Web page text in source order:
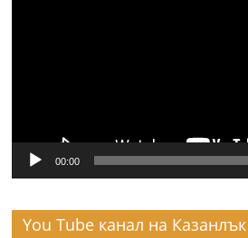
00:00
You Tube канал на